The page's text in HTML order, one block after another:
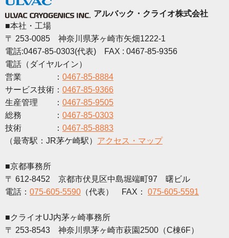
アルバック・クライオ株式会社
■本社・工場
〒 253-0085 神奈川県茅ヶ崎市矢畑1222-1
電話:0467-85-0303(代表) FAX : 0467-85-9356
電話（ダイヤルイン）
営業 ： 0467-85-8884
サービス技術： 0467-85-9366
生産管理 ： 0467-85-9505
総務 ： 0467-85-0303
技術 ： 0467-85-8883
（最寄駅：JR茅ケ崎駅） アクセス・マップ
■京都事務所
〒 612-8452 京都市伏見区中島堀端町97 曙ビル
電話： 075-605-5590 （代表） FAX： 075-605-5591
■クライオUJ内茅ヶ崎事務所
〒 253-8543 神奈川県茅ヶ崎市萩園2500（C棟6F）